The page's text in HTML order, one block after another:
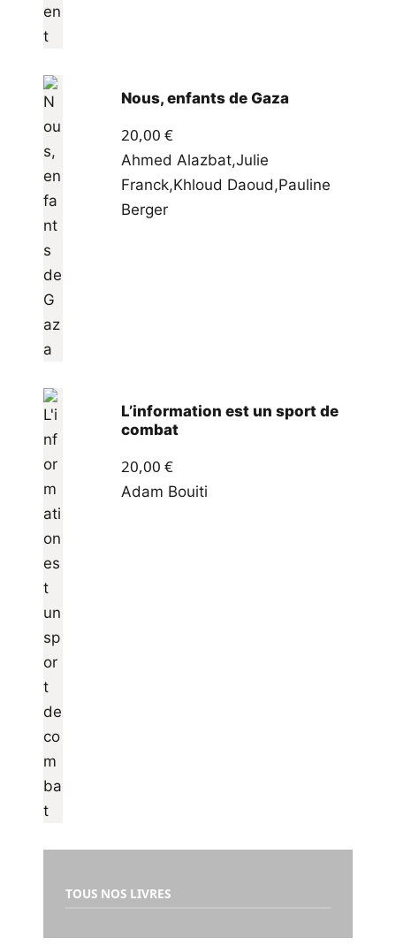
Nous, enfants de Gaza
20,00 €
Ahmed Alazbat,Julie
Franck,Khloud Daoud,Pauline
Berger
L’information est un sport de
combat
20,00 €
Adam Bouiti
TOUS NOS LIVRES